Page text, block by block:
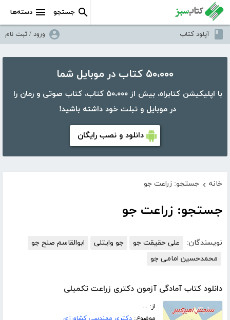
دسته‌ها جستجو
آپلود کتاب ورود / ثبت نام
۵۰،۰۰۰ کتاب در موبایل شما
با اپلیکیشن کتابراه، بیش از ۵۰،۰۰۰ کتاب، کتاب صوتی و رمان را
در موبایل و تبلت خود داشته باشید!
دانلود و نصب رایگان
خانه › جستجو: زراعت جو
جستجو: زراعت جو
نویسندگان: علی حقیقت جو جو وایتلی
ابوالقاسم صلح جو
محمدحسین امامی جو
دانلود کتاب آمادگی آزمون دکتری زراعت تکمیلی
از: ...